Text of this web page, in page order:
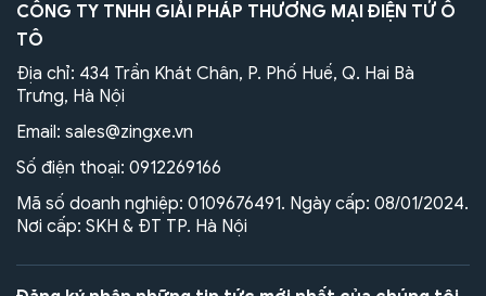
CÔNG TY TNHH GIẢI PHÁP THƯƠNG MẠI ĐIỆN TỬ Ô
TÔ
Địa chỉ: 434 Trần Khát Chân, P. Phố Huế, Q. Hai Bà
Trưng, Hà Nội
Email: sales@zingxe.vn
Số điện thoại: 0912269166
Mã số doanh nghiệp: 0109676491. Ngày cấp: 08/01/2024.
Nơi cấp: SKH & ĐT TP. Hà Nội